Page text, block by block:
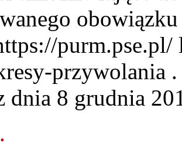
przywolania
dnia 8 grudnia